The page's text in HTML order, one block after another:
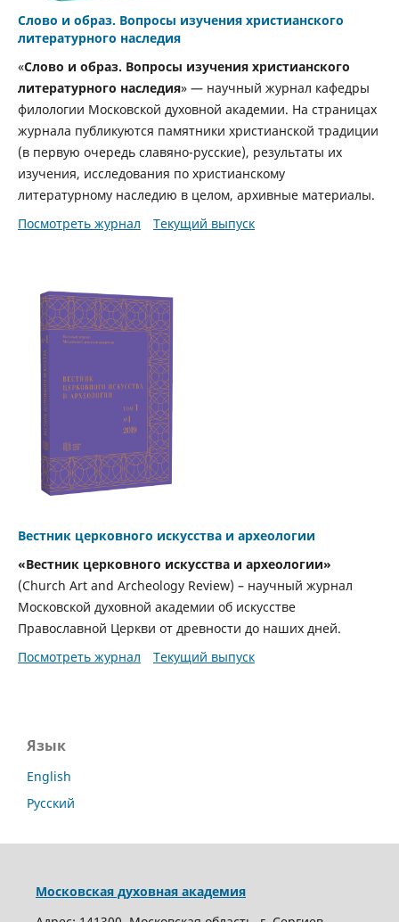
Слово и образ. Вопросы изучения христианского
литературного наследия
«Слово и образ. Вопросы изучения христианского
литературного наследия» — научный журнал кафедры
филологии Московской духовной академии. На страницах
журнала публикуются памятники христианской традиции
(в первую очередь славяно-русские), результаты их
изучения, исследования по христианскому
литературному наследию в целом, архивные материалы.
Посмотреть журнал
Текущий выпуск
Вестник церковного искусства и археологии
«Вестник церковного искусства и археологии»
(Church Art and Archeology Review) – научный журнал
Московской духовной академии об искусстве
Православной Церкви от древности до наших дней.
Посмотреть журнал
Текущий выпуск
Язык
English
Русский
Московская духовная академия